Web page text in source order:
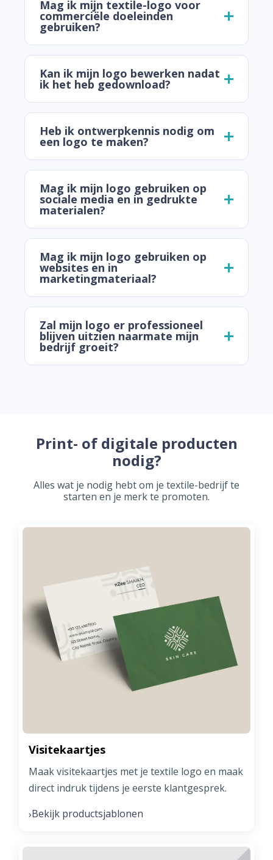
Mag ik mijn textile-logo voor
commerciële doeleinden
gebruiken?
Kan ik mijn logo bewerken nadat
ik het heb gedownload?
Heb ik ontwerpkennis nodig om
een logo te maken?
Mag ik mijn logo gebruiken op
sociale media en in gedrukte
materialen?
Mag ik mijn logo gebruiken op
websites en in
marketingmateriaal?
Zal mijn logo er professioneel
blijven uitzien naarmate mijn
bedrijf groeit?
Print- of digitale producten
nodig?
Alles wat je nodig hebt om je textile-bedrijf te
starten en je merk te promoten.
Visitekaartjes
Maak visitekaartjes met je textile logo en maak
direct indruk tijdens je eerste klantgesprek.
›Bekijk productsjablonen